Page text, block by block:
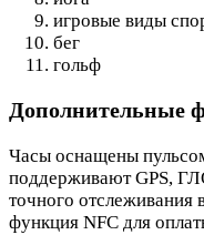
игровые виды
бег
гольф
Дополнительные
Часы оснащены
поддерживают GPS,
точного отслеживания
функция NFC для